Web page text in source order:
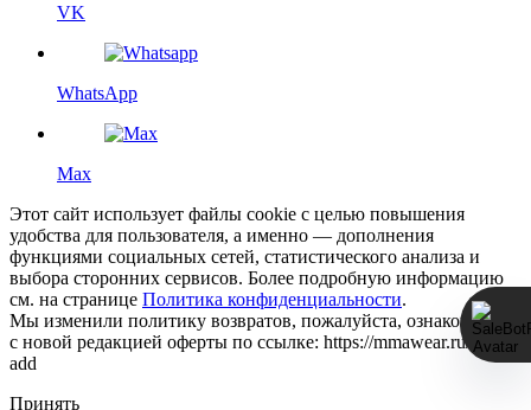
VK
WhatsApp
Max
Этот сайт использует файлы cookie с целью повышения
удобства для пользователя, а именно — дополнения
функциями социальных сетей, статистического анализа и
выбора сторонних сервисов. Более подробную информацию
см. на странице Политика конфиденциальности.
Мы изменили политику возвратов, пожалуйста, ознакомьтесь
с новой редакцией оферты по ссылке: https://mmawear.ru/return-
add
Принять